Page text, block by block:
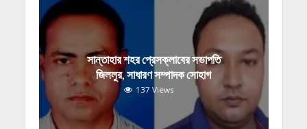
সান্তাহার শহর প্রেসক্লাবের সভাপতি
জিললুর, সাধারণ সম্পাদক সোহাগ
137 Views